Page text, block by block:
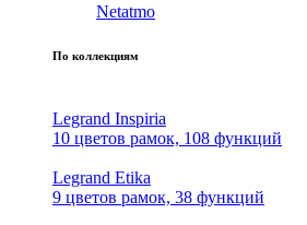
Netatmo
По коллекциям
Legrand Inspiria
10 цветов рамок, 108 функций
Legrand Etika
9 цветов рамок, 38 функций